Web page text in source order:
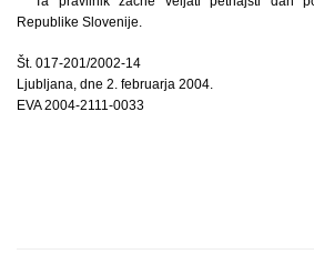
Republike Slovenije.
Št. 017-201/2002-14
Ljubljana, dne 2. februarja 2004.
EVA 2004-2111-0033